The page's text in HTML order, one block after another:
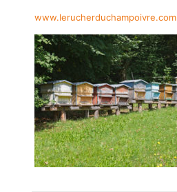
www.lerucherduchampoivre.com